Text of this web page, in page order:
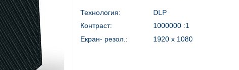
Технология:
DLP
Контраст:
1000000 :1
Екран- резол.:
1920 x 1080